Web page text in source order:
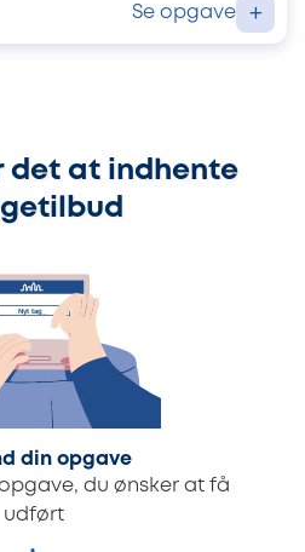
Se opgave +
det at indhente
din opgave
du ønsker at få
udført